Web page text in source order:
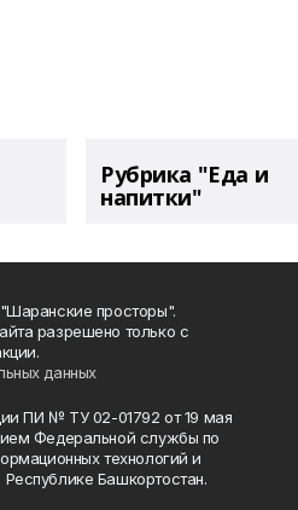
Рубрика "Еда и
напитки"
просторы".
разрешено только с
данных
ПИ № ТУ 02-01792 от 19 мая
Федеральной службы по
технологий и
Башкортостан.